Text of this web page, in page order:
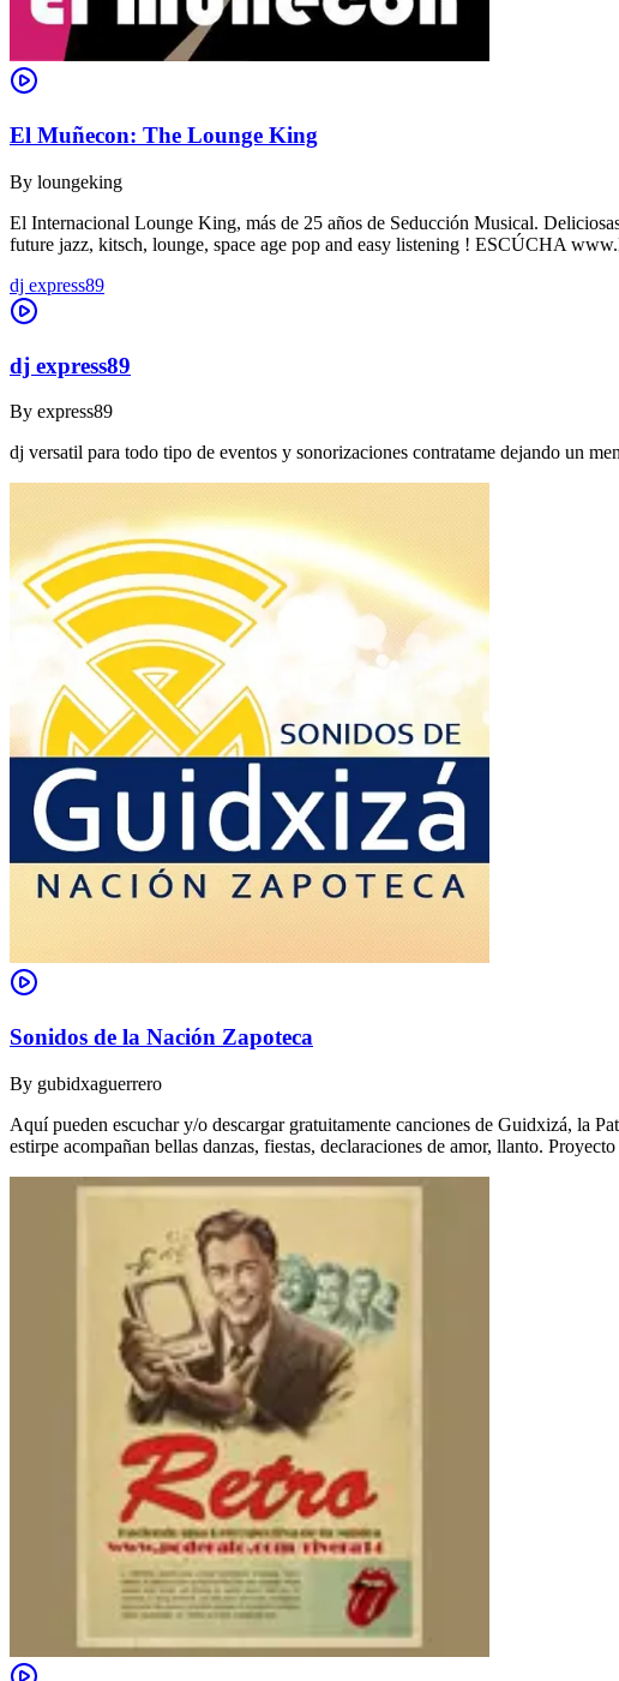
El Muñecon: The Lounge King
By loungeking
El Internacional Lounge King, más de 25 años de Seducción Musical.
future jazz, kitsch, lounge, space age pop and easy listening ! ESCÚCHA
dj express89
dj express89
By express89
dj versatil para todo tipo de eventos y sonorizaciones contratame dejando un
Sonidos de la Nación Zapoteca
By gubidxaguerrero
Aquí pueden escuchar y/o descargar gratuitamente canciones de Guidxizá, la
estirpe acompañan bellas danzas, fiestas, declaraciones de amor, llanto.